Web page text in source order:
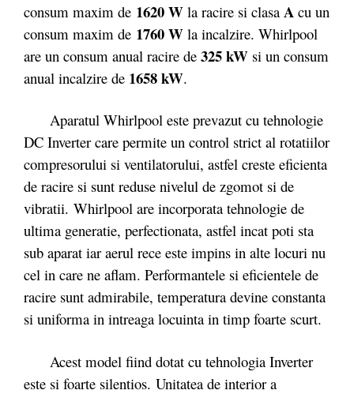
consum maxim de 1620 W la racire si clasa A cu un
consum maxim de 1760 W la incalzire. Whirlpool
are un consum anual racire de 325 kW si un consum
anual incalzire de 1658 kW.
Aparatul Whirlpool este prevazut cu tehnologie
DC Inverter care permite un control strict al rotatiilor
compresorului si ventilatorului, astfel creste eficienta
de racire si sunt reduse nivelul de zgomot si de
vibratii. Whirlpool are incorporata tehnologie de
ultima generatie, perfectionata, astfel incat poti sta
sub aparat iar aerul rece este impins in alte locuri nu
cel in care ne aflam. Performantele si eficientele de
racire sunt admirabile, temperatura devine constanta
si uniforma in intreaga locuinta in timp foarte scurt.
Acest model fiind dotat cu tehnologia Inverter
este si foarte silentios. Unitatea de interior a